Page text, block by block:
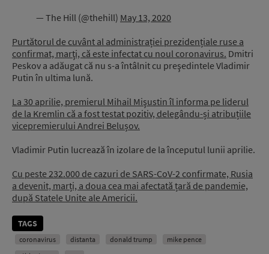
— The Hill (@thehill) May 13, 2020
Purtătorul de cuvânt al administrației prezidențiale ruse a
confirmat, marţi, că este infectat cu noul coronavirus. Dmitri
Peskov a adăugat că nu s-a întâlnit cu preşedintele Vladimir
Putin în ultima lună.
La 30 aprilie, premierul Mihail Mişustin îl informa pe liderul
de la Kremlin că a fost testat pozitiv, delegându-și atribuțiile
vicepremierului Andrei Belușov.
Vladimir Putin lucrează în izolare de la începutul lunii aprilie.
Cu peste 232.000 de cazuri de SARS-CoV-2 confirmate, Rusia
a devenit, marți, a doua cea mai afectată țară de pandemie,
după Statele Unite ale Americii.
TAGS
coronavirus distanta donald trump
mike pence